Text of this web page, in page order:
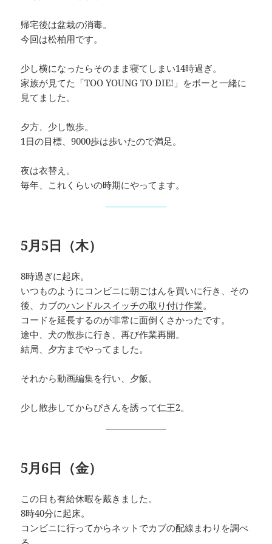
帰宅後は盆栽の消毒。
今回は松柏用です。
少し横になったらそのまま寝てしまい14時過ぎ。
家族が見てた「TOO YOUNG TO DIE!」をボーと一緒に
見てました。
夕方、少し散歩。
1日の目標、9000歩は歩いたので満足。
夜は衣替え。
毎年、これくらいの時期にやってます。
5月5日（木）
8時過ぎに起床。
いつものようにコンビニに朝ごはんを買いに行き、その
後、カブのハンドルスイッチの取り付け作業。
コードを延長するのが非常に面倒くさかったです。
途中、犬の散歩に行き、再び作業再開。
結局、夕方までやってました。
それから動画編集を行い、夕飯。
少し散歩してからぴさんを誘って仁王2。
5月6日（金）
この日も有給休暇を戴きました。
8時40分に起床。
コンビニに行ってからネットでカブの配線まわりを調べ